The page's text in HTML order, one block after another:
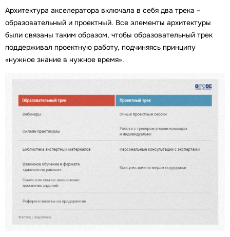
Архитектура акселератора включала в себя два трека –
образовательный и проектный. Все элементы архитектуры
были связаны таким образом, чтобы образовательный трек
поддерживал проектную работу, подчиняясь принципу
«нужное знание в нужное время».